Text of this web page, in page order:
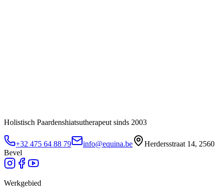
Holistisch Paardenshiatsutherapeut sinds 2003
+32 475 64 88 79 info@equina.be
Herdersstraat 14, 2560
Bevel
Werkgebied